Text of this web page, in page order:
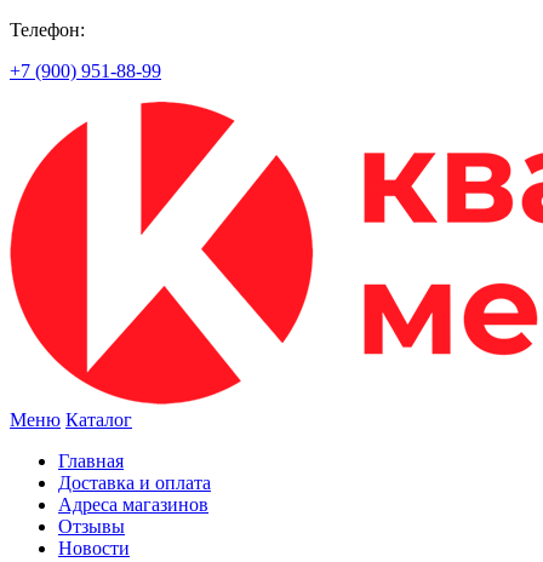
Телефон:
+7 (900) 951-88-99
Меню Каталог
Главная
Доставка и оплата
Адреса магазинов
Отзывы
Новости